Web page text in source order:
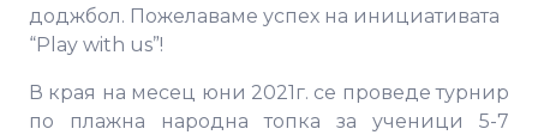
доджбол. Пожелаваме успех на инициативата
“Play with us”!
В края на месец юни 2021г. се проведе турнир
по плажна народна топка за ученици 5-7